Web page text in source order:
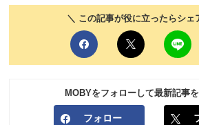
＼ この記事が役に立ったらシェ
MOBYをフォローして最新記事
フォロー